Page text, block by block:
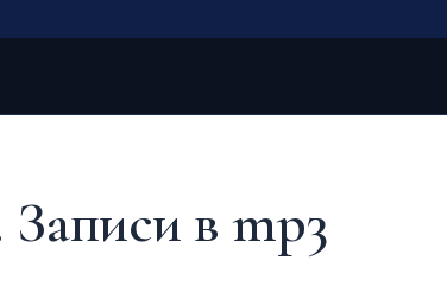
в mp3